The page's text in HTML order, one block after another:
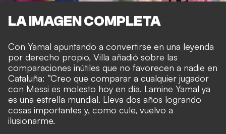
LA IMAGEN COMPLETA
Con Yamal apuntando a convertirse en una leyenda
por derecho propio, Villa añadió sobre las
comparaciones inútiles que no favorecen a nadie en
Cataluña: “Creo que comparar a cualquier jugador
con Messi es molesto hoy en día. Lamine Yamal ya
es una estrella mundial. Lleva dos años logrando
cosas importantes y, como cule, vuelvo a
ilusionarme.